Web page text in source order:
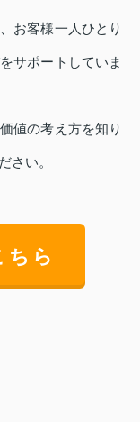
お客様一人ひとり
サポートしていま
値の考え方を知り
さい。
ら